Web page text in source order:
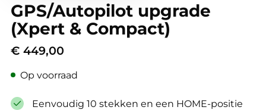
GPS/Autopilot upgrade
(Xpert & Compact)
€ 449,00
Op voorraad
Eenvoudig 10 stekken en een HOME-positie